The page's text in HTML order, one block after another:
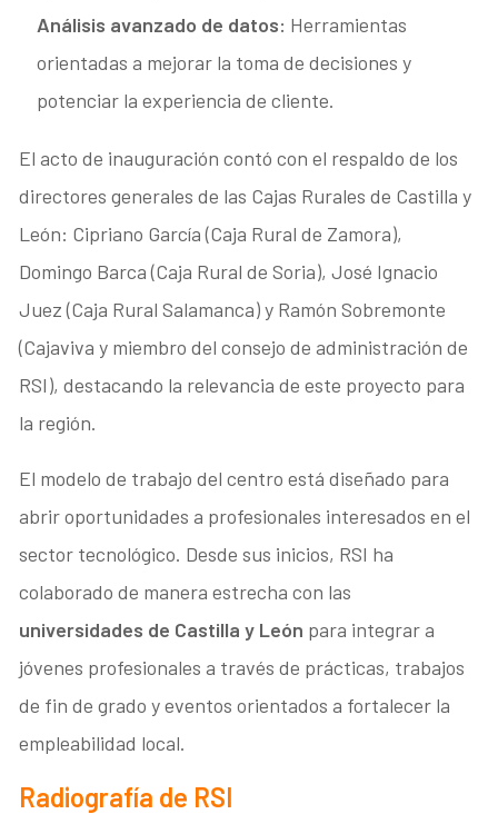
Análisis avanzado de datos: Herramientas
orientadas a mejorar la toma de decisiones y
potenciar la experiencia de cliente.
El acto de inauguración contó con el respaldo de los
directores generales de las Cajas Rurales de Castilla y
León: Cipriano García (Caja Rural de Zamora),
Domingo Barca (Caja Rural de Soria), José Ignacio
Juez (Caja Rural Salamanca) y Ramón Sobremonte
(Cajaviva y miembro del consejo de administración de
RSI), destacando la relevancia de este proyecto para
la región.
El modelo de trabajo del centro está diseñado para
abrir oportunidades a profesionales interesados en el
sector tecnológico. Desde sus inicios, RSI ha
colaborado de manera estrecha con las
universidades de Castilla y León para integrar a
jóvenes profesionales a través de prácticas, trabajos
de fin de grado y eventos orientados a fortalecer la
empleabilidad local.
Radiografía de RSI